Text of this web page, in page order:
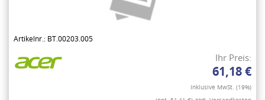
Artikelnr.: BT.00203.005
Ihr Preis:
61,18 €
Inklusive MwSt. (19%)